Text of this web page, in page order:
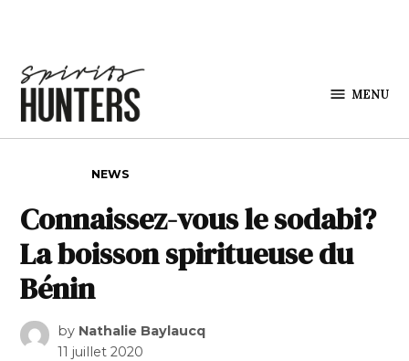
MENU
NEWS
Connaissez-vous le sodabi?
La boisson spiritueuse du
Bénin
by Nathalie Baylaucq
11 juillet 2020